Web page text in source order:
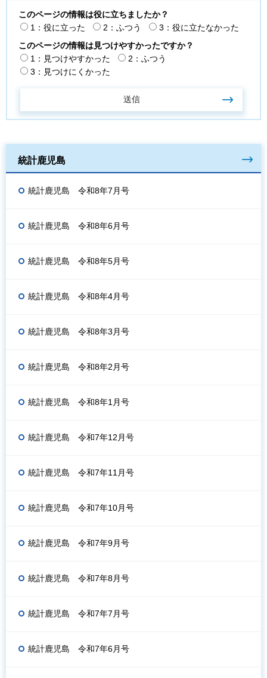
このページの情報は役に立ちましたか？
1：役に立った
2：ふつう
3：役に立たなかった
このページの情報は見つけやすかったですか？
1：見つけやすかった
2：ふつう
3：見つけにくかった
統計鹿児島
統計鹿児島 令和8年7月号
統計鹿児島 令和8年6月号
統計鹿児島 令和8年5月号
統計鹿児島 令和8年4月号
統計鹿児島 令和8年3月号
統計鹿児島 令和8年2月号
統計鹿児島 令和8年1月号
統計鹿児島 令和7年12月号
統計鹿児島 令和7年11月号
統計鹿児島 令和7年10月号
統計鹿児島 令和7年9月号
統計鹿児島 令和7年8月号
統計鹿児島 令和7年7月号
統計鹿児島 令和7年6月号